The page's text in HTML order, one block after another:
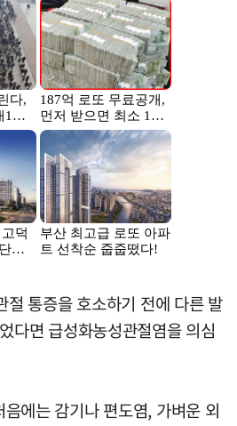
절 통증을 호소하기 전에 다른 발
다면 급성화농성관절염을 의심
에는 감기나 편도염, 가벼운 외